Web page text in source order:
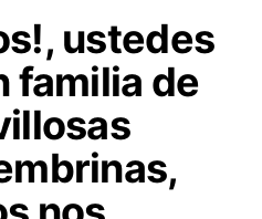
ustedes
familia de